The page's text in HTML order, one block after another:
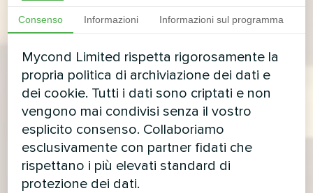
Consenso Informazioni Informazioni sul programma
Mycond Limited rispetta rigorosamente la
propria politica di archiviazione dei dati e
dei cookie. Tutti i dati sono criptati e non
vengono mai condivisi senza il vostro
esplicito consenso. Collaboriamo
esclusivamente con partner fidati che
rispettano i più elevati standard di
protezione dei dati.